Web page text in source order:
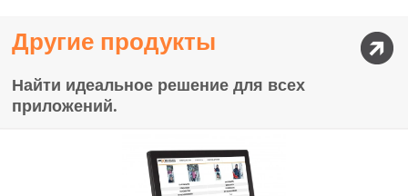
Другие продукты
Найти идеальное решение для всех
приложений.